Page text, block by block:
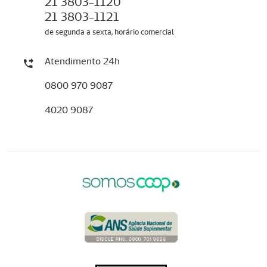
21 3803-1121
de segunda a sexta, horário comercial
Atendimento 24h
0800 970 9087
4020 9087